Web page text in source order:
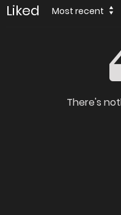
Liked Most recent
There's